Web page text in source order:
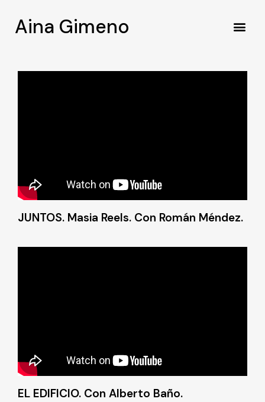
Aina Gimeno
JUNTOS. Masia Reels. Con Román Méndez.
EL EDIFICIO. Con Alberto Baño.